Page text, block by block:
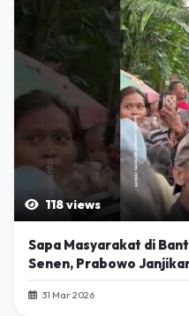
118 views
Sapa Masyarakat di
Senen, Prabowo
31 Mar 2026